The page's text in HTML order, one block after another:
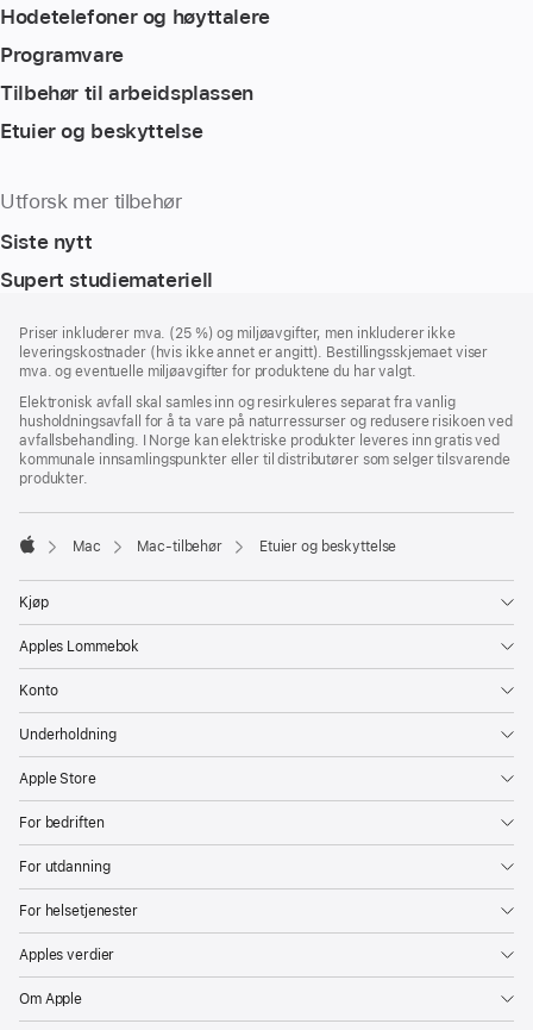
Hodetelefoner og høyttalere
Programvare
Tilbehør til arbeidsplassen
Etuier og beskyttelse
Utforsk mer tilbehør
Siste nytt
Supert studiemateriell
Priser inkluderer mva. (25 %) og miljøavgifter, men inkluderer ikke
leveringskostnader (hvis ikke annet er angitt). Bestillingsskjemaet viser
mva. og eventuelle miljøavgifter for produktene du har valgt.
Elektronisk avfall skal samles inn og resirkuleres separat fra vanlig
husholdningsavfall for å ta vare på naturressurser og redusere risikoen ved
avfallsbehandling. I Norge kan elektriske produkter leveres inn gratis ved
kommunale innsamlingspunkter eller til distributører som selger tilsvarende
produkter.
Mac Mac-tilbehør Etuier og beskyttelse
Kjøp
Apples Lommebok
Konto
Underholdning
Apple Store
For bedriften
For utdanning
For helsetjenester
Apples verdier
Om Apple